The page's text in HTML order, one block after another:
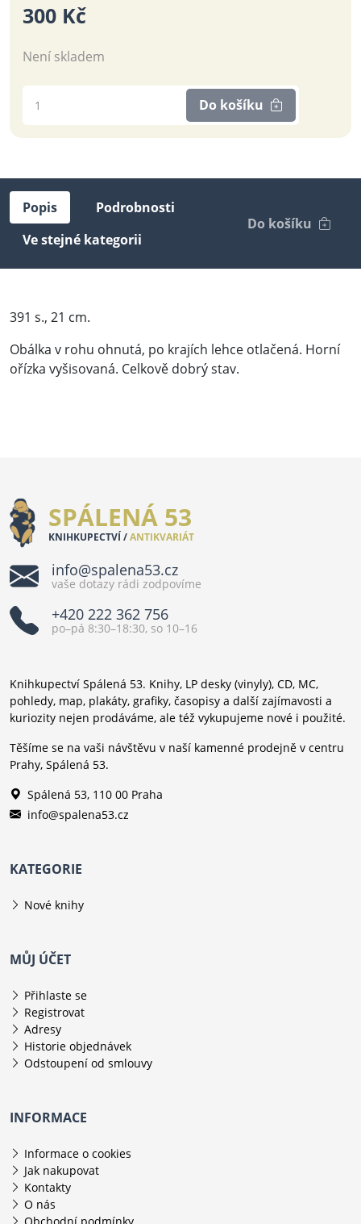
300 Kč
Není skladem
Do košíku
Popis
Podrobnosti
Ve stejné kategorii
Do košíku
391 s., 21 cm.
Obálka v rohu ohnutá, po krajích lehce otlačená. Horní
ořízka vyšisovaná. Celkově dobrý stav.
SPÁLENÁ 53
KNIHKUPECTVÍ /ANTIKVARIÁT
info@spalena53.cz
vaše dotazy rádi zodpovíme
+420 222 362 756
po–pá 8:30–18:30, so 10–16
Knihkupectví Spálená 53. Knihy, LP desky (vinyly), CD, MC,
pohledy, map, plakáty, grafiky, časopisy a další zajímavosti a
kuriozity nejen prodáváme, ale též vykupujeme nové i použité.
Těšíme se na vaši návštěvu v naší kamenné prodejně v centru
Prahy, Spálená 53.
Spálená 53, 110 00 Praha
info@spalena53.cz
KATEGORIE
Nové knihy
MŮJ ÚČET
Přihlaste se
Registrovat
Adresy
Historie objednávek
Odstoupení od smlouvy
INFORMACE
Informace o cookies
Jak nakupovat
Kontakty
O nás
Obchodní podmínky